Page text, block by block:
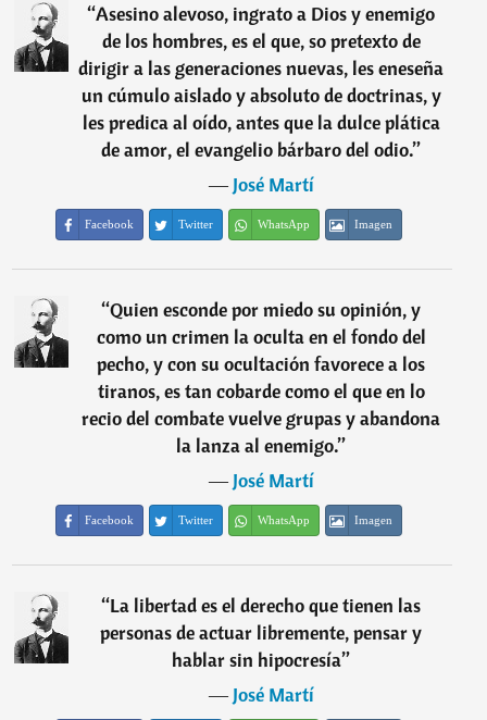
“Asesino alevoso, ingrato a Dios y enemigo
de los hombres, es el que, so pretexto de
dirigir a las generaciones nuevas, les eneseña
un cúmulo aislado y absoluto de doctrinas, y
les predica al oído, antes que la dulce plática
de amor, el evangelio bárbaro del odio.”
―José Martí
Facebook Twitter WhatsApp Imagen
“Quien esconde por miedo su opinión, y
como un crimen la oculta en el fondo del
pecho, y con su ocultación favorece a los
tiranos, es tan cobarde como el que en lo
recio del combate vuelve grupas y abandona
la lanza al enemigo.”
―José Martí
Facebook Twitter WhatsApp Imagen
“La libertad es el derecho que tienen las
personas de actuar libremente, pensar y
hablar sin hipocresía”
―José Martí